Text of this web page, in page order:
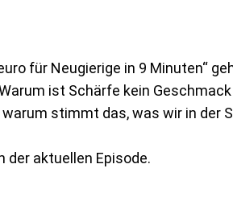
für Neugierige in 9 Minuten“
ist Schärfe kein
stimmt das, was wir in der
der aktuellen Episode.